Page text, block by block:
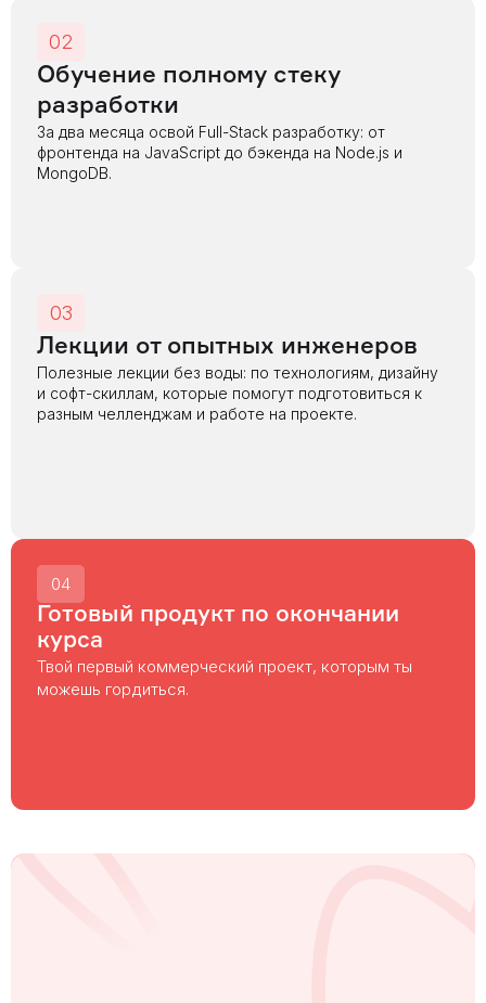
02
Обучение полному стеку
разработки
За два месяца освой Full-Stack разработку: от
фронтенда на JavaScript до бэкенда на Node.js и
MongoDB.
03
Лекции от опытных инженеров
Полезные лекции без воды: по технологиям, дизайну
и софт-скиллам, которые помогут подготовиться к
разным челленджам и работе на проекте.
04
Готовый продукт по окончании
курса
Твой первый коммерческий проект, которым ты
можешь гордиться.